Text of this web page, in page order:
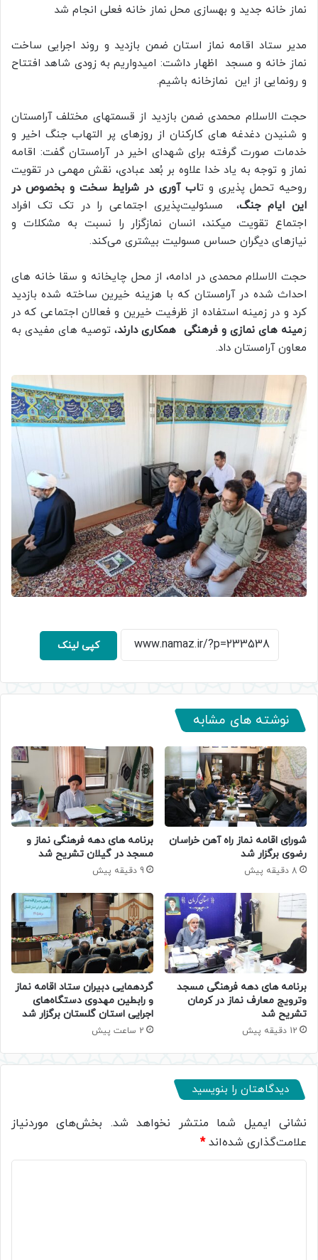
نماز خانه جدید و بهسازی محل نماز خانه فعلی انجام شد
مدیر ستاد اقامه نماز استان ضمن بازدید و روند اجرایی ساخت
نماز خانه و مسجد اظهار داشت: امیدواریم به زودی شاهد افتتاح
و رونمایی از این نمازخانه باشیم.
حجت الاسلام محمدی ضمن بازدید از قسمتهای مختلف آرامستان
و شنیدن دغدغه های کارکنان از روزهای پر التهاب جنگ اخیر و
خدمات صورت گرفته برای شهدای اخیر در آرامستان گفت: اقامه
نماز و توجه به یاد خدا علاوه بر بُعد عبادی، نقش مهمی در تقویت
روحیه تحمل پذیری و تاب آوری در شرایط سخت و بخصوص در
این ایام جنگ، مسئولیت‌پذیری اجتماعی را در تک تک افراد
اجتماع تقویت میکند، انسان نمازگزار را نسبت به مشکلات و
نیازهای دیگران حساس مسولیت بیشتری می‌کند.
حجت الاسلام محمدی در ادامه، از محل چایخانه و سقا خانه های
احداث شده در آرامستان که با هزینه خیرین ساخته شده بازدید
کرد و در زمینه استفاده از ظرفیت خیرین و فعالان اجتماعی که در
زمینه های نمازی و فرهنگی همکاری دارند، توصیه های مفیدی به
معاون آرامستان داد.
کپی لینک
نوشته های مشابه
شورای اقامه نماز راه آهن خراسان
رضوی برگزار شد
8 دقیقه پیش
برنامه های دهه فرهنگی نماز و
مسجد در گیلان تشریح شد
9 دقیقه پیش
برنامه های دهه فرهنگی مسجد
وترویج معارف نماز در کرمان
تشریح شد
12 دقیقه پیش
گردهمایی دبیران ستاد اقامه نماز
و رابطین مهدوی دستگاه‌های
اجرایی استان گلستان برگزار شد
2 ساعت پیش
دیدگاهتان را بنویسید
نشانی ایمیل شما منتشر نخواهد شد. بخش‌های موردنیاز
علامت‌گذاری شده‌اند*